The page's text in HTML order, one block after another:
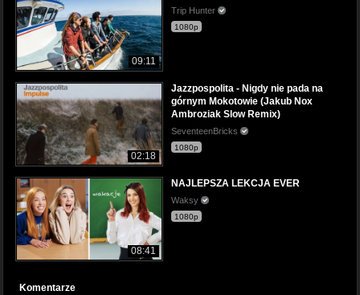
09:11
Trip Hunter
1080p
02:18
Jazzpospolita - Nigdy nie pada na
górnym Mokotowie (Jakub Nox
Ambroziak Slow Remix)
SeventeenBricks
1080p
08:41
NAJLEPSZA LEKCJA EVER
Waksy
1080p
Komentarze